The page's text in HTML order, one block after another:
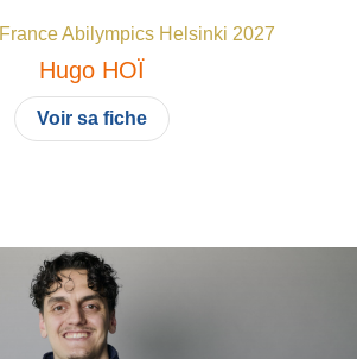
Abilympics Helsinki 2027
Hugo HOÏ
Voir sa fiche